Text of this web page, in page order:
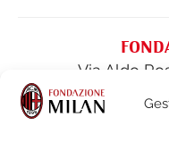
Via Aldo
62284522